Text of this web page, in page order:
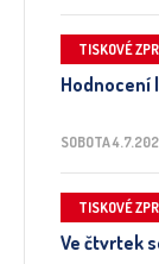
TISKOVÉ
Hodnocení
SOBOTA
TISKOVÉ
Ve čtvrtek